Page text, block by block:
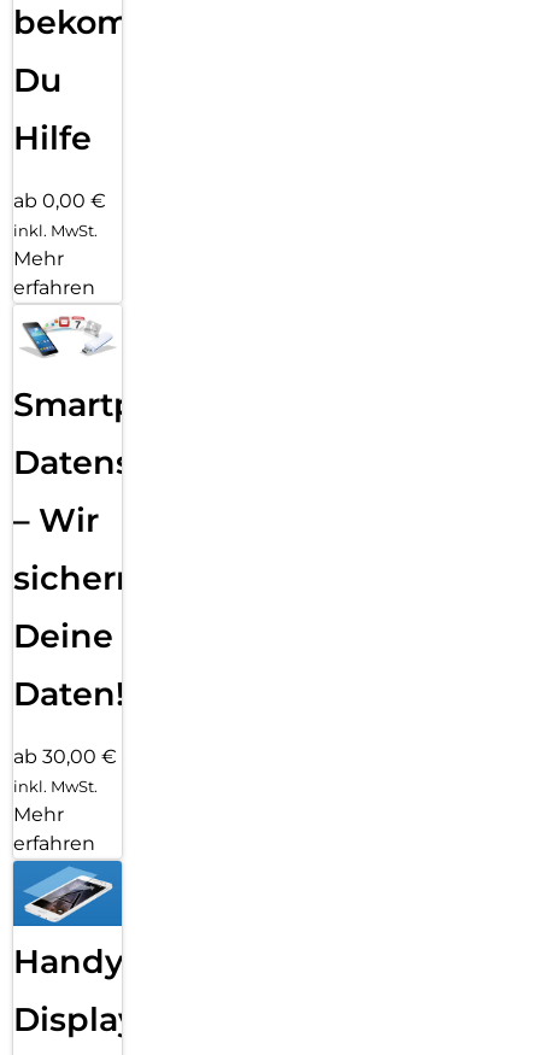
bekommst
Du
Hilfe
ab 0,00 €
inkl. MwSt.
Mehr
erfahren
Smartphone
Datensicherung
– Wir
sichern
Deine
Daten!
ab 30,00 €
inkl. MwSt.
Mehr
erfahren
Handy
Displayfolie